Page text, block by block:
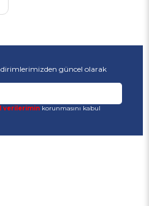
güncel olarak
verileriminkorunmasını kabul